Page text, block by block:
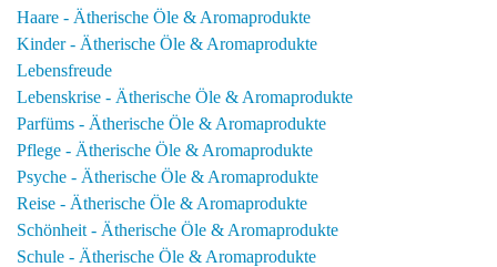
Haare - Ätherische Öle & Aromaprodukte
Kinder - Ätherische Öle & Aromaprodukte
Lebensfreude
Lebenskrise - Ätherische Öle & Aromaprodukte
Parfüms - Ätherische Öle & Aromaprodukte
Pflege - Ätherische Öle & Aromaprodukte
Psyche - Ätherische Öle & Aromaprodukte
Reise - Ätherische Öle & Aromaprodukte
Schönheit - Ätherische Öle & Aromaprodukte
Schule - Ätherische Öle & Aromaprodukte